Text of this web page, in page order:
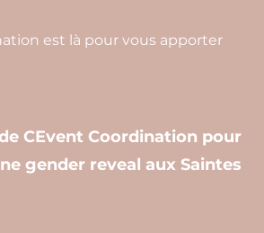
est là pour vous apporter
CEvent Coordination pour
gender reveal aux Saintes